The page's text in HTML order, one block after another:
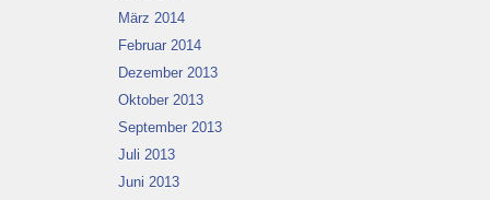
März 2014
Februar 2014
Dezember 2013
Oktober 2013
September 2013
Juli 2013
Juni 2013